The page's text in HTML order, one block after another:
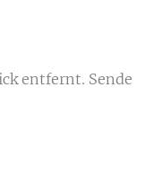
entfernt. Sende